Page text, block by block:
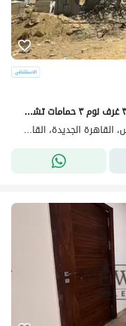
اي فيلا جاردن في ماونتن فيو بسعر مميز جدا ٣ غرف نوم ٣ حمامات تشطيب كامل فيو مفتوح على الفلل
كومباوند ماونتن فيو اى سيتي، التجمع الخامس، القاهرة الجديدة، القاهرة